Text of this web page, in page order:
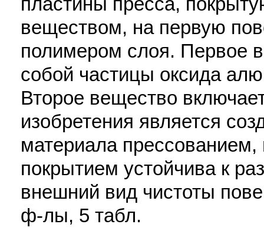
веществом, на первую
полимером слоя. Первое
собой частицы оксида
Второе вещество
изобретения является
материала прессованием,
покрытием устойчива к
внешний вид чистоты
ф-лы, 5 табл.